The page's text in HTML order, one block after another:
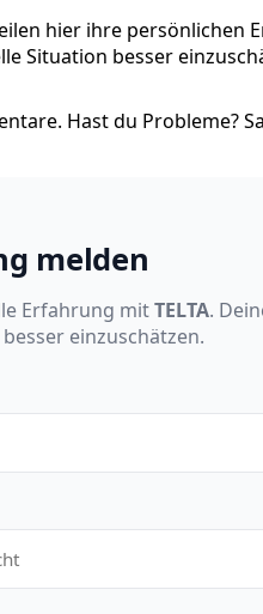
hier ihre persönlichen
Situation besser
Hast du Probleme?
melden
Erfahrung mitTELTA.
einzuschätzen.